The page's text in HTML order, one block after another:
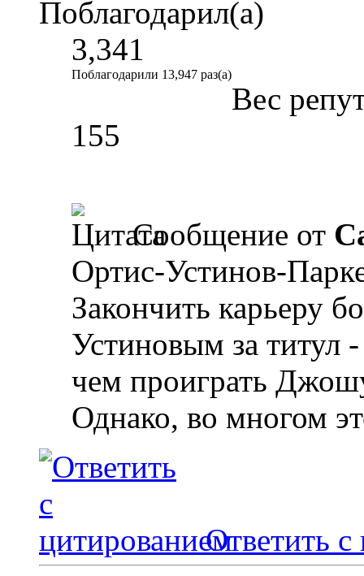
Поблагодарил(а)
3,341
Поблагодарили 13,947 раз(а)
Вес
155
Сообщение от
Ортис-Устинов-
Закончить карьеру
Устиновым за титул
чем проиграть
Однако, во многом
Ответить с